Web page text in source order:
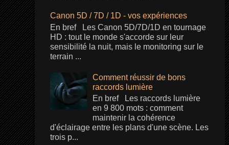
Canon 5D / 7D / 1D - vos expériences
En bref Les Canon 5D/7D/1D en tournage
HD : tout le monde s'accorde sur leur
sensibilité la nuit, mais le monitoring sur le
terrain ...
Comment réussir de bons
raccords lumière
En bref Les raccords lumière
en 9 800 mots : comment
maintenir la cohérence
d'éclairage entre les plans d'une scène. Les
trois p...